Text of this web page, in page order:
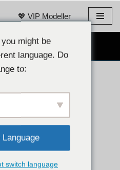
💖 VIP Modeller
SOHBET 👉
might be
language. Do
to:
Language
switch language